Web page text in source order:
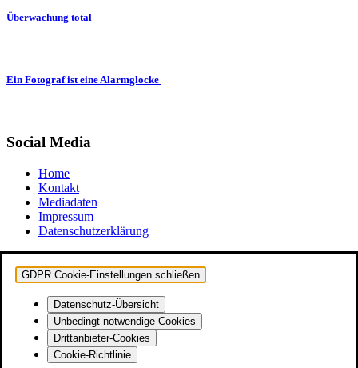
Überwachung total
Ein Fotograf ist eine Alarmglocke
Social Media
Home
Kontakt
Mediadaten
Impressum
Datenschutzerklärung
GDPR Cookie-Einstellungen schließen
Datenschutz-Übersicht
Unbedingt notwendige Cookies
Drittanbieter-Cookies
Cookie-Richtlinie